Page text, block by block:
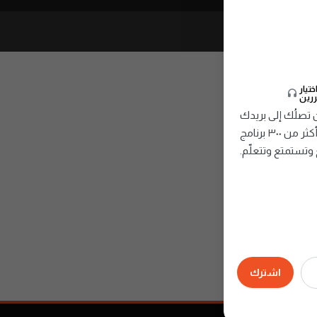
إلى بريدك
الإلكتروني، تُقدِّم أمتع وأفضل الحلقات من أكثر من ٣٠٠ برنامج
وتتعلّم.
اشترك